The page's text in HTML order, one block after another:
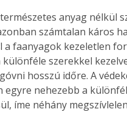
anyag nélkül
számtalan káros
a faanyagok kezeletlen
szerekkel
hosszú időre. A
nehezebb a
íme néhány